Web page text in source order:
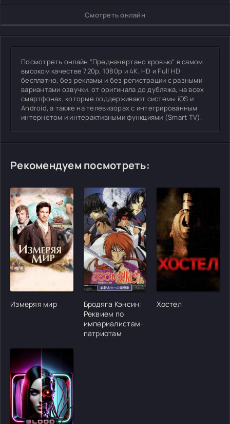
Смотреть онлайн
Посмотреть онлайн "Предначертано кровью" в самом
высоком качестве 720p, 1080p и 4K, HD и Full HD
бесплатно, без рекламы и без регистрации с разными
вариантами озвучки, от оригинала до дубляжа, на всех
смартфонах, которые поддерживают системы iOS и
Android, а также на телевизорах с интегрированным
интернетом и интерактивными функциями (Smart TV).
Рекомендуем посмотреть:
[/xfgiven_cvh_poster_urlcvh_poster_url]
Измеряя мир
[/xfgiven_cvh_poster_urlcvh_poster_url]
Бродяга Кэнсин:
Реквием по
империалистам-
патриотам
Хостел